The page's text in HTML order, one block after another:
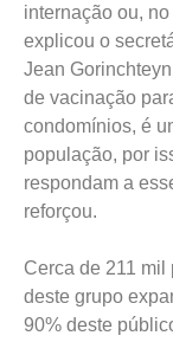
internação ou,
explicou o
Jean
de vacinação
condomínios, é
população, por
respondam a
reforçou.
Cerca de 211 mil
deste grupo
90% deste